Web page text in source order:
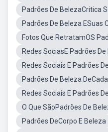
Padrões De BelezaCritica
Padrões De Beleza ESuas
Fotos Que RetratamOS
Redes SociasE Padrões
Redes Sociais E Padrões
Padrões De Beleza
Redes Sociais E Padrões
O Que SãoPadrões De
Padrões DeCorpo E Beleza